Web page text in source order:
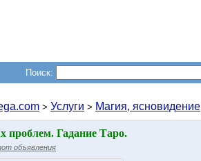
Поиск:
> Услуги > Магия, ясновидение
проблем. Гадание Таро.
объявления